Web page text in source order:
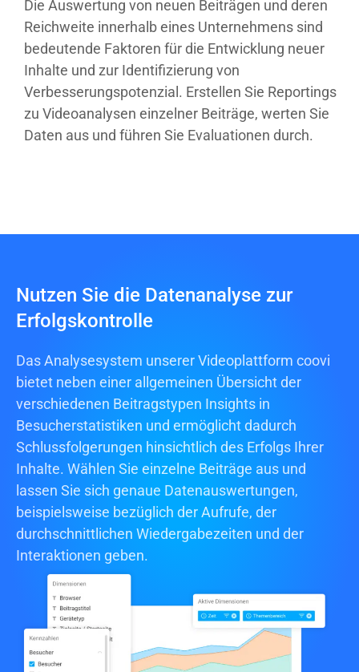
Die Auswertung von neuen Beiträgen und deren
Reichweite innerhalb eines Unternehmens sind
bedeutende Faktoren für die Entwicklung neuer
Inhalte und zur Identifizierung von
Verbesserungspotenzial. Erstellen Sie Reportings
zu Videoanalysen einzelner Beiträge, werten Sie
Daten aus und führen Sie Evaluationen durch.
Nutzen Sie die Datenanalyse zur
Erfolgskontrolle
Das Analysesystem unsererVideoplattform coovi
bietet neben einer allgemeinen Übersicht der
verschiedenen Beitragstypen Insights in
Besucherstatistiken und ermöglicht dadurch
Schlussfolgerungen hinsichtlich des Erfolgs Ihrer
Inhalte. Wählen Sie einzelne Beiträge aus und
lassen Sie sich genaue Datenauswertungen,
beispielsweise bezüglich der Aufrufe, der
durchschnittlichen Wiedergabezeiten und der
Interaktionen geben.